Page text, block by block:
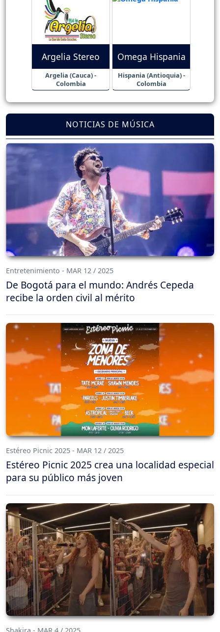
Argelia Stereo
Argelia (Cauca) -
Colombia
Omega Hispania
Hispania (Antioquia) -
Colombia
NOTICIAS DE MÚSICA
Entretenimiento - MAR 12 / 2025
De Bogotá para el mundo: Andrés Cepeda
recibe la orden civil al mérito
Estéreo Picnic 2025 - MAR 12 / 2025
Estéreo Picnic 2025 crea una localidad especial
para su público más joven